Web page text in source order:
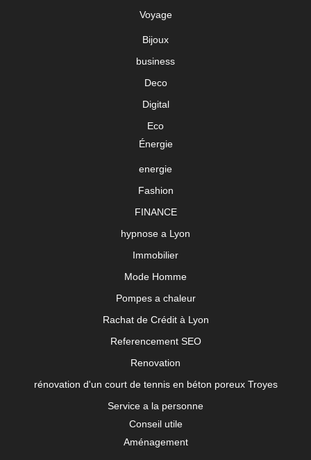
Voyage
Bijoux
business
Deco
Digital
Eco
Énergie
energie
Fashion
FINANCE
hypnose a Lyon
Immobilier
Mode Homme
Pompes a chaleur
Rachat de Crédit à Lyon
Referencement SEO
Renovation
rénovation d'un court de tennis en béton poreux Troyes
Service a la personne
Conseil utile
Aménagement